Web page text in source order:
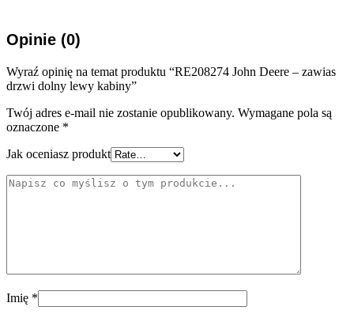
Opinie (0)
Wyraź opinię na temat produktu “RE208274 John Deere – zawias
drzwi dolny lewy kabiny”
Twój adres e-mail nie zostanie opublikowany. Wymagane pola są
oznaczone *
Jak oceniasz produkt
Imię *